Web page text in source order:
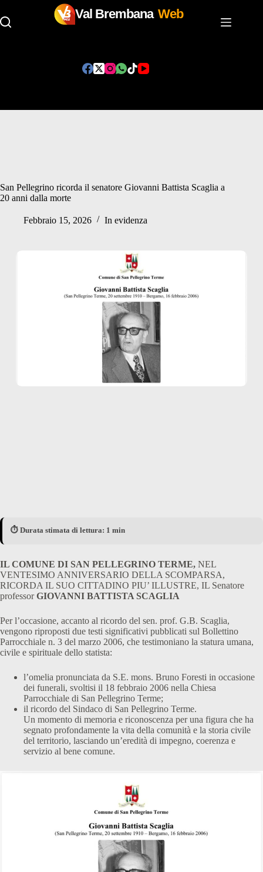
Val Brembana Web
San Pellegrino ricorda il senatore Giovanni Battista Scaglia a
20 anni dalla morte
Febbraio 15, 2026 In evidenza
⏱️ Durata stimata di lettura: 1 min
IL COMUNE DI SAN PELLEGRINO TERME, NEL
VENTESIMO ANNIVERSARIO DELLA SCOMPARSA,
RICORDA IL SUO CITTADINO PIU’ ILLUSTRE, IL Senatore
professorGIOVANNI BATTISTA SCAGLIA
Per l’occasione, accanto al ricordo del sen. prof. G.B. Scaglia,
vengono riproposti due testi significativi pubblicati sul Bollettino
Parrocchiale n. 3 del marzo 2006, che testimoniano la statura umana,
civile e spirituale dello statista:
l’omelia pronunciata da S.E. mons. Bruno Foresti in occasione
dei funerali, svoltisi il 18 febbraio 2006 nella Chiesa
Parrocchiale di San Pellegrino Terme;
il ricordo del Sindaco di San Pellegrino Terme.
Un momento di memoria e riconoscenza per una figura che ha
segnato profondamente la vita della comunità e la storia civile
del territorio, lasciando un’eredità di impegno, coerenza e
servizio al bene comune.